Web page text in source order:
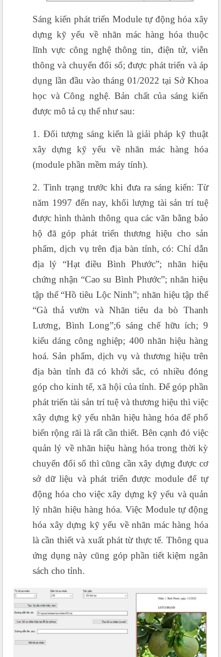
Sáng kiến phát triển Module tự động hóa xây
dựng kỹ yếu về nhãn mác hàng hóa thuộc
lĩnh vực công nghệ thông tin, điện tử, viễn
thông và chuyển đổi số; được phát triển và áp
dụng lần đầu vào tháng 01/2022 tại Sở Khoa
học và Công nghệ. Bản chất của sáng kiến
được mô tả cụ thể như sau:
1. Đối tượng sáng kiến là giải pháp kỹ thuật
xây dựng kỹ yếu về nhãn mác hàng hóa
(module phần mềm máy tính).
2. Tình trạng trước khi đưa ra sáng kiến: Từ
năm 1997 đến nay, khối lượng tài sản trí tuệ
được hình thành thông qua các văn bằng bảo
hộ đã góp phát triển thương hiệu cho sản
phẩm, dịch vụ trên địa bàn tỉnh, có: Chỉ dẫn
địa lý “Hạt điều Bình Phước”; nhãn hiệu
chứng nhận “Cao su Bình Phước”; nhãn hiệu
tập thể “Hồ tiêu Lộc Ninh”; nhãn hiệu tập thể
“Gà thả vườn và Nhãn tiêu da bò Thanh
Lương, Bình Long”;6 sáng chế hữu ích; 9
kiểu dáng công nghiệp; 400 nhãn hiệu hàng
hoá. Sản phẩm, dịch vụ và thương hiệu trên
địa bàn tỉnh đã có khởi sắc, có nhiều đóng
góp cho kinh tế, xã hội của tỉnh. Để góp phần
phát triển tài sản trí tuệ và thương hiệu thì việc
xây dựng kỹ yếu nhãn hiệu hàng hóa để phổ
biến rộng rãi là rất cần thiết. Bên cạnh đó việc
quản lý về nhãn hiệu hàng hóa trong thời kỳ
chuyển đổi số thì cũng cần xây dựng được cơ
sở dữ liệu và phát triển được module để tự
động hóa cho việc xây dựng kỹ yếu và quản
lý nhãn hiệu hàng hóa. Việc Module tự động
hóa xây dựng kỹ yếu về nhãn mác hàng hóa
là cần thiết và xuất phát từ thực tế. Thông qua
ứng dụng này cũng góp phần tiết kiệm ngân
sách cho tỉnh.